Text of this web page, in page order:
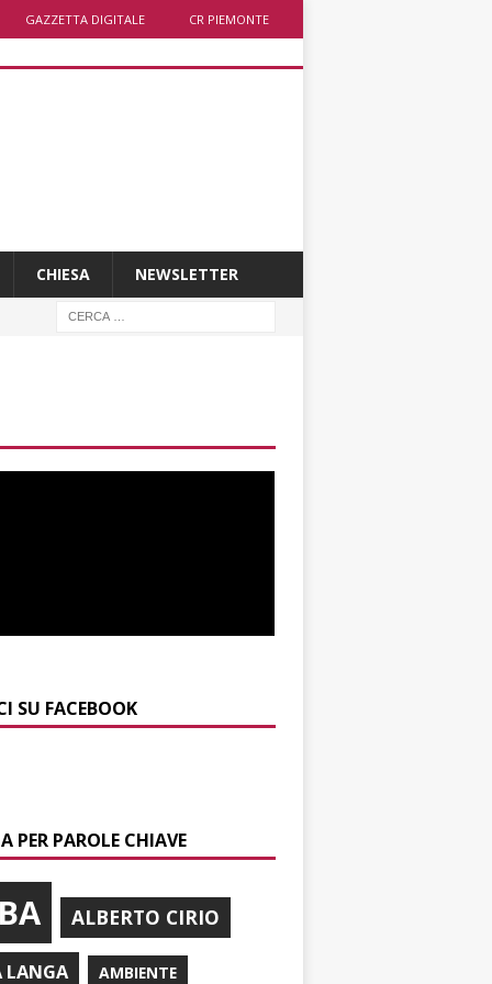
GAZZETTA DIGITALE CR PIEMONTE
CHIESA NEWSLETTER
SU FACEBOOK
PER PAROLE CHIAVE
ALBERTO CIRIO
LANGA AMBIENTE